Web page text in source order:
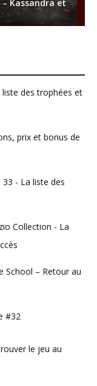
des trophées et
prix et bonus de
33 - La liste des
Collection - La
School – Retour au
#32
le jeu au